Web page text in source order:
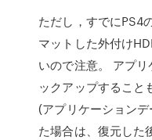
ただし，すでにPS4
マットした外付け
いので注意。 アプ
ックアップすること
(アプリケーション
た場合は、復元した